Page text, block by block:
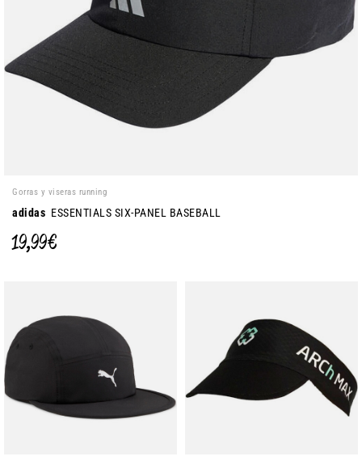
Gorras y viseras running
adidas ESSENTIALS SIX-PANEL BASEBALL
19,99 €